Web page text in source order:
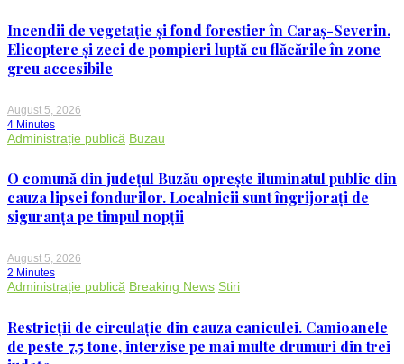
Incendii de vegetație și fond forestier în Caraș-Severin.
Elicoptere și zeci de pompieri luptă cu flăcările în zone
greu accesibile
August 5, 2026
4 Minutes
Administrație publică Buzau
O comună din județul Buzău oprește iluminatul public din
cauza lipsei fondurilor. Localnicii sunt îngrijorați de
siguranța pe timpul nopții
August 5, 2026
2 Minutes
Administrație publică Breaking News Stiri
Restricții de circulație din cauza caniculei. Camioanele
de peste 7,5 tone, interzise pe mai multe drumuri din trei